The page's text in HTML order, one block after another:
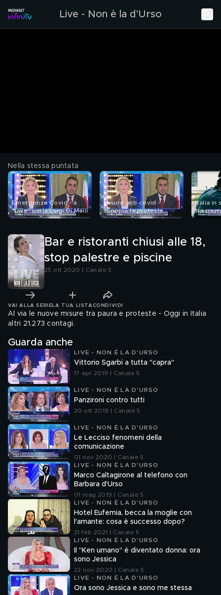
Live - Non è la d'Urso
Nella stessa puntata
Emergenza Covid - a
"Live" parla Luigi Di Maio
Misure anti-covid -
scoppia la protesta
Italia in
tra
Bar e ristoranti chiusi alle 18,
stop palestre e piscine
25 ott 2020 | Canale 5
VAI ALLA SERIE LA TUA LISTA CONDIVIDI
Al via le nuove misure tra paura e proteste - Oggi in Italia
altri 21.273 contagi.
Guarda anche
LIVE - NON È LA D'URSO
Vittorio Sgarbi a tutta "capra"
17 apr 2019 | Canale 5
LIVE - NON È LA D'URSO
Panzironi contro tutti
20 ott 2019 | Canale 5
LIVE - NON È LA D'URSO
Le Lecciso fenomeni della
comunicazione
01 nov 2020 | Canale 5
LIVE - NON È LA D'URSO
Marco Caltagirone al telefono con
Barbara d'Urso
01 mag 2019 | Canale 5
LIVE - NON È LA D'URSO
Hotel Eufemia, becca la moglie con
l'amante: cosa è successo dopo?
21 feb 2021 | Canale 5
LIVE - NON È LA D'URSO
Il "Ken umano" è diventato donna: ora
sono Jessica
22 nov 2020 | Canale 5
LIVE - NON È LA D'URSO
Ora sono Jessica e sono me stessa